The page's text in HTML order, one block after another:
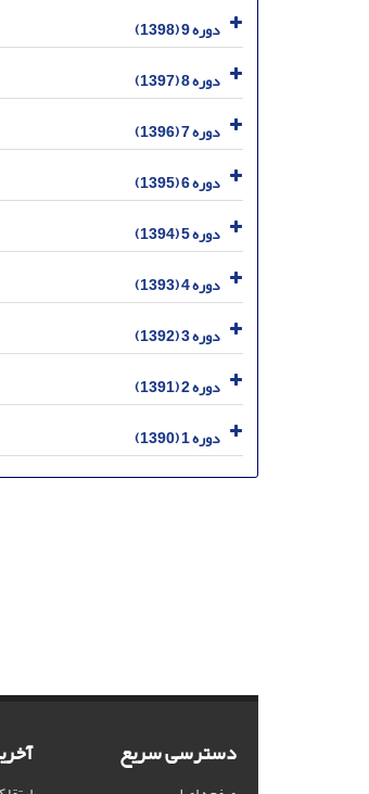
دوره 9 (1398)
دوره 8 (1397)
دوره 7 (1396)
دوره 6 (1395)
دوره 5 (1394)
دوره 4 (1393)
دوره 3 (1392)
دوره 2 (1391)
دوره 1 (1390)
دسترسی سریع